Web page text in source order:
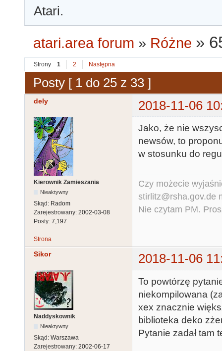
Atari.
atari.area forum » Różne »
Strony 1 2 Następna
Posty [ 1 do 25 z 33 ]
dely 2018-11-06
Kierownik Zamieszania
Nieaktywny
Skąd: Radom
Zarejestrowany: 2002-03-08
Posty: 7,197
Jako, że nie
newsów, to
w stosunku do
Czy możecie
stirlitz@rsha.gov.de
Nie czytam PM.
Strona
Sikor 2018-11-06
Naddyskownik
Nieaktywny
Skąd: Warszawa
Zarejestrowany: 2002-06-17
To powtórzę
niekompilowana
xex znacznie
biblioteka deko
Pytanie zadał tam